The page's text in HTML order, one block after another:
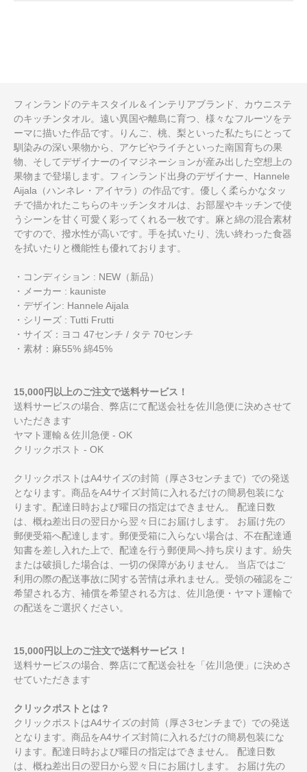
フィンランドのテキスタイル＆インテリアブランド、カウニステ
のキッチンタオル。遠い異国や離島に育つ、様々なフルーツをテ
ーマに描いた作品です。りんご、桃、梨といった私たちにとって
馴染みの深い果物から、アケビやライチといった南国育ちの果
物、そしてデザイナーのイマジネーションが産み出した空想上の
果物まで登場します。フィンランド出身のデザイナー、Hannele
Aijala（ハンネレ・アイヤラ）の作品です。優しく柔らかなタッ
チで描かれたこちらのキッチンタオルは、お部屋やキッチンで使
うシーンを甘く可愛く彩ってくれる一枚です。麻と綿の混合素材
ですので、撥水性が高いです。手を拭いたり、洗い終わった食器
を拭いたりと機能性も優れております。
・コンディション : NEW（新品）
・メーカー : kauniste
・デザイン: Hannele Aijala
・シリーズ : Tutti Frutti
・サイズ：ヨコ 47センチ / タテ 70センチ
・素材：麻55% 綿45%
15,000円以上のご注文で送料サービス！
送料サービスの場合、弊店にて配送会社を佐川急便に決めさせて
いただきます
ヤマト運輸＆佐川急便 - OK
クリックポスト - OK
クリックポストはA4サイズの封筒（厚さ3センチまで）での発送
となります。商品をA4サイズ封筒に入れるだけの簡易包装にな
ります。配達日時および曜日の指定はできません。 配達日数
は、概ね差出日の翌日から翌々日にお届けします。 お届け先の
郵便受箱へ配達します。郵便受箱に入らない場合は、不在配達通
知書を差し入れた上で、配達を行う郵便局へ持ち戻ります。紛失
または破損した場合は、一切の保障がありません。 当店ではご
利用の際の配送事故に関する苦情は承れません。受領の確認をご
希望される方、補償を希望される方は、佐川急便・ヤマト運輸で
の配送をご選択ください。
15,000円以上のご注文で送料サービス！
送料サービスの場合、弊店にて配送会社を「佐川急便」に決めさ
せていただきます
クリックポストとは？
クリックポストはA4サイズの封筒（厚さ3センチまで）での発送
となります。商品をA4サイズ封筒に入れるだけの簡易包装にな
ります。配達日時および曜日の指定はできません。 配達日数
は、概ね差出日の翌日から翌々日にお届けします。 お届け先の